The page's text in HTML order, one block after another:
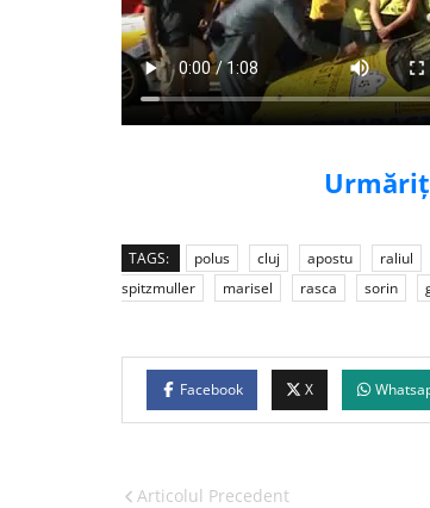
TAGS: polus cluj apostu raliul
spitzmuller
marisel rasca sorin
Facebook X
Articolul Precedent